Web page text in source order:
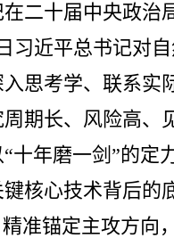
二十届中央政
习近平总书记对
思考学、联系
期长、风险高
十年磨一剑”的
核心技术背后
准锚定主攻方